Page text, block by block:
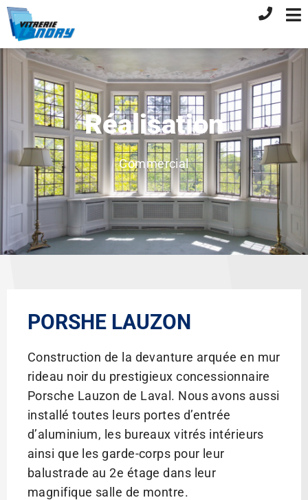
Réalisation
Commercial
PORSHE LAUZON
Construction de la devanture arquée en mur
rideau noir du prestigieux concessionnaire
Porsche Lauzon de Laval. Nous avons aussi
installé toutes leurs portes d’entrée
d’aluminium, les bureaux vitrés intérieurs
ainsi que les garde-corps pour leur
balustrade au 2e étage dans leur
magnifique salle de montre.